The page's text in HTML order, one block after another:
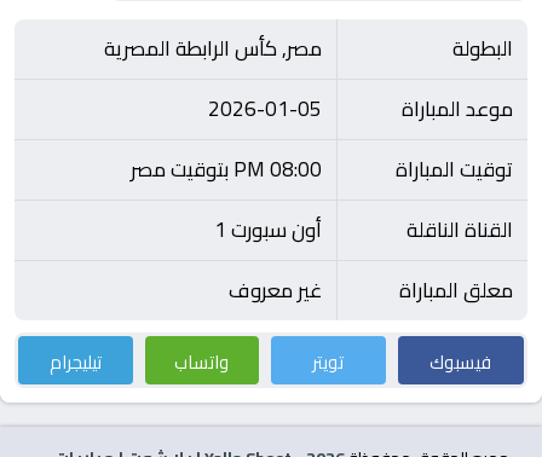
البطولة
مصر, كأس الرابطة المصرية
موعد المباراة
2026-01-05
توقيت المباراة
08:00 PM بتوقيت مصر
القناة الناقلة
أون سبورت 1
معلق المباراة
غير معروف
فيسبوك تويتر واتساب تيليجرام